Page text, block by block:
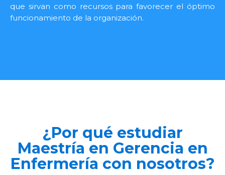
que sirvan como recursos para favorecer el óptimo
funcionamiento de la organización.
¿Por qué estudiar
Maestría en Gerencia en
Enfermería con nosotros?